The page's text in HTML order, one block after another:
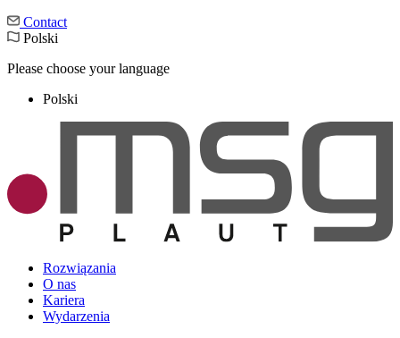
Contact
Polski
Please choose your language
Polski
Rozwiązania
O nas
Kariera
Wydarzenia